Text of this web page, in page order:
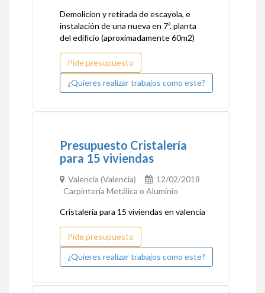
Demolicion y retirada de escayola, e
instalación de una nueva en 7ª. planta
del edificio (aproximadamente 60m2)
Pide presupuesto
¿Quieres realizar trabajos como este?
Presupuesto Cristalería
para 15 viviendas
Valencia (Valencia)
12/02/2018
Carpintería Metálica o Aluminio
Cristaleria para 15 viviendas en valencia
Pide presupuesto
¿Quieres realizar trabajos como este?